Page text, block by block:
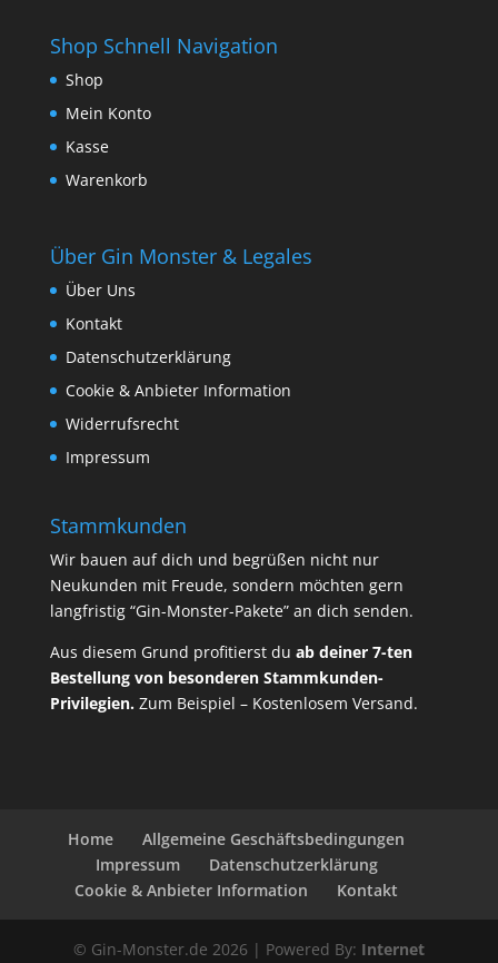
Shop Schnell Navigation
Shop
Mein Konto
Kasse
Warenkorb
Über Gin Monster & Legales
Über Uns
Kontakt
Datenschutzerklärung
Cookie & Anbieter Information
Widerrufsrecht
Impressum
Stammkunden
Wir bauen auf dich und begrüßen nicht nur
Neukunden mit Freude, sondern möchten gern
langfristig “Gin-Monster-Pakete” an dich senden.
Aus diesem Grund profitierst du ab deiner 7-ten
Bestellung von besonderen Stammkunden-
Privilegien. Zum Beispiel – Kostenlosem Versand.
Home
Allgemeine Geschäftsbedingungen
Impressum
Datenschutzerklärung
Cookie & Anbieter Information
Kontakt
© Gin-Monster.de 2026 | Powered By: Internet